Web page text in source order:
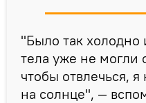
"Было так холодно
тела уже не могли
чтобы отвлечься,
на солнце", —